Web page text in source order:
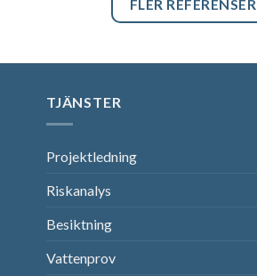
FLER REFERENSER
TJÄNSTER
Projektledning
Riskanalys
Besiktning
Vattenprov